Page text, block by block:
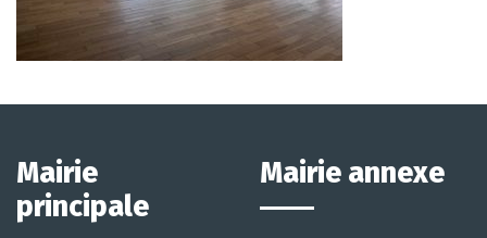
Mairie
principale
Mairie annexe